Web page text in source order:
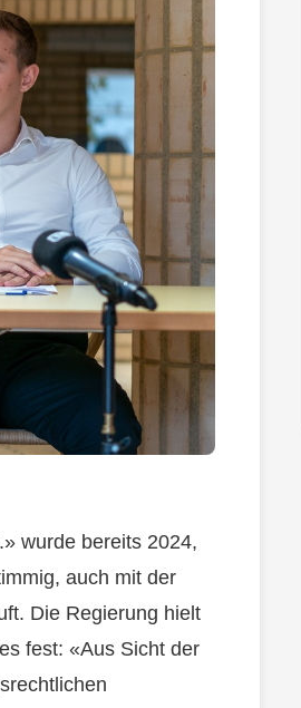
wurde bereits 2024,
auch mit der
Die Regierung hielt
fest: «Aus Sicht der